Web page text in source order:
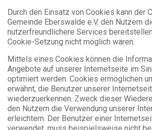
Durch den Einsatz von Cookies kann der
Gemeinde Eberswalde e.V. den Nutzern
nutzerfreundlichere Services
Cookie-Setzung nicht möglich wären.
Mittels eines Cookies können die
Angebote auf unserer Internetseite im
optimiert werden. Cookies ermöglichen
erwähnt, die Benutzer unserer
wiederzuerkennen. Zweck dieser
den Nutzern die Verwendung unserer
erleichtern. Der Benutzer einer